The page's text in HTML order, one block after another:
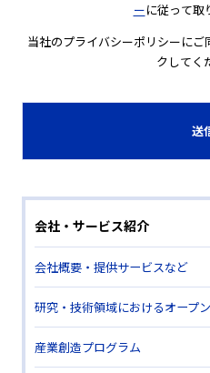
ーに従って取
当社のプライバシーポリシーに
クしてく
会社・サービス紹介
会社概要・提供サービスなど
研究・技術領域におけるオープ
産業創造プログラム